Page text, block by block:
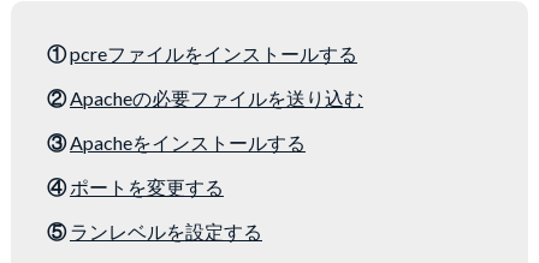
①pcreファイルをインストールする
②Apacheの必要ファイルを送り込む
③Apacheをインストールする
④ ポートを変更する
⑤ ランレベルを設定する